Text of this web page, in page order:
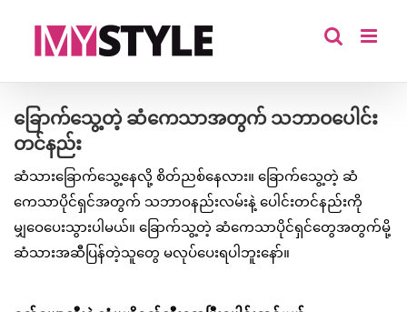
ခြောက်သွေ့တဲ့ ဆံကေသာအတွက် သဘာဝပေါင်း
တင်နည်း
ဆံသားခြောက်သွေ့နေလို့ စိတ်ညစ်နေလား။ ခြောက်သွေ့တဲ့ ဆံ
ကေသာပိုင်ရှင်အတွက် သဘာဝနည်းလမ်းနဲ့ ပေါင်းတင်နည်းကို
မျှဝေပေးသွားပါမယ်။ ခြောက်သွ့တဲ့ ဆံကေသာပိုင်ရှင်တွေအတွက်မို့
ဆံသားအဆီပြန်တဲ့သူတွေ မလုပ်ပေးရပါဘူးနော်။